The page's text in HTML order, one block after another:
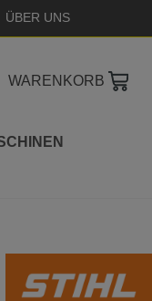
ÜBER UNS
WARENKORB